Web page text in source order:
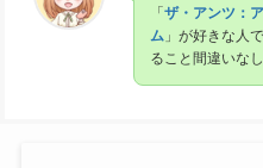
「ザ・アンツ：
ム 」が好きな人
ること間違いな